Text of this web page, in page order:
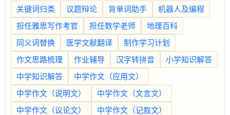
关键词归类 议题辩论 背单词助手
机器人及编程
担任雅思写作考官
担任数学老师
地理百科
同义词替换
医学文献翻译
制作学习计划
作文思路梳理
作业辅导 汉字转拼音
小学知识解答
中学知识解答
中学作文（应用文）
中学作文（说明文）
中学作文（文言文）
中学作文（议论文）
中学作文（记叙文）